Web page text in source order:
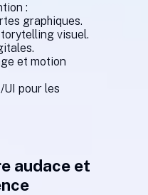
:
graphiques.
visuel.
et motion
pour les
audace et